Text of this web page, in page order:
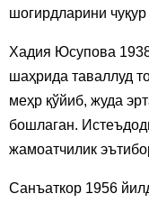
шогирдларини чуқур
Хадия Юсупова
шаҳрида таваллуд
меҳр қўйиб, жуда
бошлаган.
жамоатчилик
Санъаткор 1956